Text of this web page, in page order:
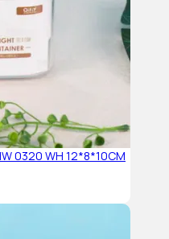
0320 WH 12*8*10CM